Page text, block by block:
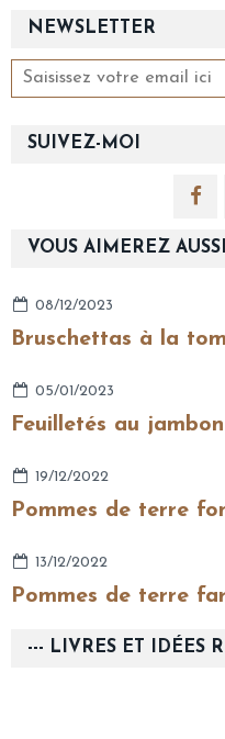
NEWSLETTER
SUIVEZ-MOI
VOUS AIMEREZ
08/12/2023
Bruschettas à la
05/01/2023
Feuilletés au
19/12/2022
Pommes de terre
13/12/2022
Pommes de terre
--- LIVRES ET IDÉES